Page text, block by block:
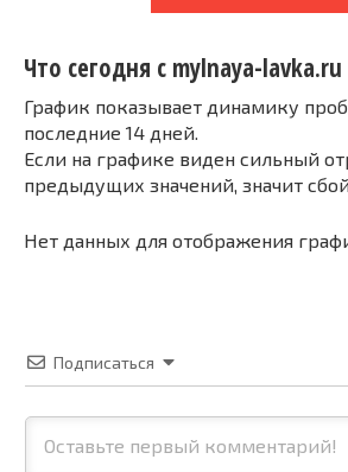
Что сегодня с mylnaya-lavka.ru
График показывает динамику
последние 14 дней.
Если на графике виден сильный
предыдущих значений, значит
Нет данных для отображения
Подписаться